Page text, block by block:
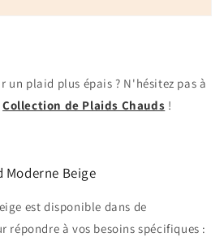
un plaid plus épais ? N'hésitez pas à
Collection de Plaids Chauds !
Beige
est disponible dans de
répondre à vos besoins spécifiques :